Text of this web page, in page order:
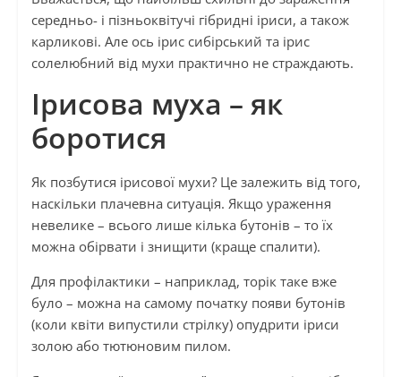
середньо- і пізньоквітучі гібридні іриси, а також
карликові. Але ось ірис сибірський та ірис
солелюбний від мухи практично не страждають.
Ірисова муха – як
боротися
Як позбутися ірисової мухи? Це залежить від того,
наскільки плачевна ситуація. Якщо ураження
невелике – всього лише кілька бутонів – то їх
можна обірвати і знищити (краще спалити).
Для профілактики – наприклад, торік таке вже
було – можна на самому початку появи бутонів
(коли квіти випустили стрілку) опудрити іриси
золою або тютюновим пилом.